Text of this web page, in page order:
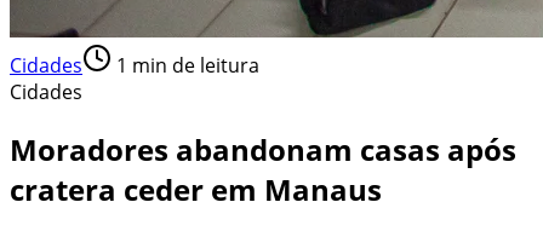
Cidades 1 min de leitura
Cidades
Moradores abandonam casas após
cratera ceder em Manaus